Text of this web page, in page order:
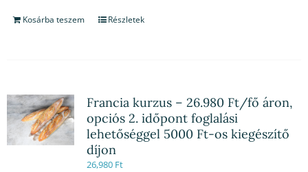
Kosárba teszem Részletek
Francia kurzus – 26.980 Ft/fő áron,
opciós 2. időpont foglalási
lehetőséggel 5000 Ft-os kiegészítő
díjon
26,980 Ft